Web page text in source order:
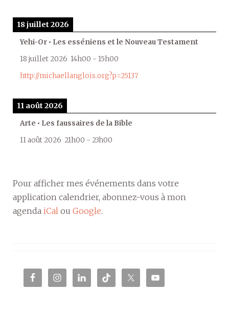
18 juillet 2026
Yehi-Or • Les esséniens et le Nouveau Testament
18 juillet 2026 14h00 - 15h00
http://michaellanglois.org?p=25137
11 août 2026
Arte • Les faussaires de la Bible
11 août 2026 21h00 - 23h00
Pour afficher mes événements dans votre
application calendrier, abonnez-vous à mon
agenda iCal ou Google.